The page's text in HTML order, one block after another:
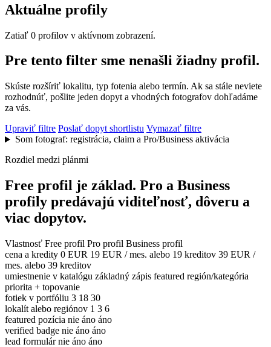
Aktuálne profily
Zatiaľ 0 profilov v aktívnom zobrazení.
Pre tento filter sme nenašli žiadny profil.
Skúste rozšíriť lokalitu, typ fotenia alebo termín. Ak sa stále neviete
rozhodnúť, pošlite jeden dopyt a vhodných fotografov dohľadáme
za vás.
Upraviť filtre Poslať dopyt shortlistu Vymazať filtre
Som fotograf: registrácia, claim a Pro/Business aktivácia
Rozdiel medzi plánmi
Free profil je základ. Pro a Business
profily predávajú viditeľnosť, dôveru a
viac dopytov.
Vlastnosť Free profil Pro profil Business profil
cena a kredity 0 EUR 19 EUR / mes. alebo 19 kreditov 39 EUR /
mes. alebo 39 kreditov
umiestnenie v katalógu základný zápis featured región/kategória
priorita + topovanie
fotiek v portfóliu 3 18 30
lokalít alebo regiónov 1 3 6
featured pozícia nie áno áno
verified badge nie áno áno
lead formulár nie áno áno